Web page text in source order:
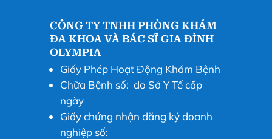
CÔNG TY TNHH PHÒNG KHÁM
ĐA KHOA VÀ BÁC SĨ GIA ĐÌNH
OLYMPIA
Giấy Phép Hoạt Động Khám Bệnh
Chữa Bệnh số: do Sở Y Tế cấp
ngày
Giấy chứng nhận đăng ký doanh
nghiệp số: